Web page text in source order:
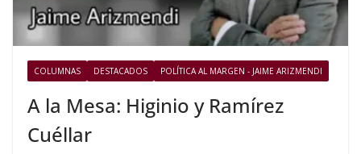
COLUMNAS DESTACADOS POLÍTICA AL MARGEN - JAIME ARIZMENDI
A la Mesa: Higinio y Ramírez
Cuéllar